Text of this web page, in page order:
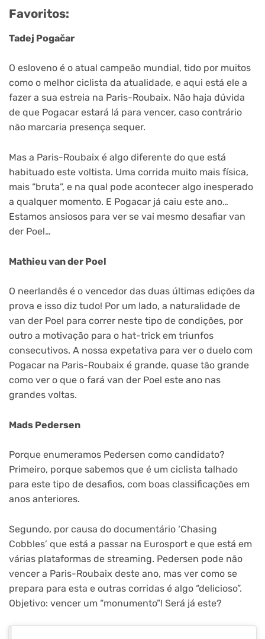
Favoritos:
Tadej Pogačar
O esloveno é o atual campeão mundial, tido por muitos
como o melhor ciclista da atualidade, e aqui está ele a
fazer a sua estreia na Paris-Roubaix. Não haja dúvida
de que Pogacar estará lá para vencer, caso contrário
não marcaria presença sequer.
Mas a Paris-Roubaix é algo diferente do que está
habituado este voltista. Uma corrida muito mais física,
mais “bruta”, e na qual pode acontecer algo inesperado
a qualquer momento. E Pogacar já caiu este ano…
Estamos ansiosos para ver se vai mesmo desafiar van
der Poel…
Mathieu van der Poel
O neerlandês é o vencedor das duas últimas edições da
prova e isso diz tudo! Por um lado, a naturalidade de
van der Poel para correr neste tipo de condições, por
outro a motivação para o hat-trick em triunfos
consecutivos. A nossa expetativa para ver o duelo com
Pogacar na Paris-Roubaix é grande, quase tão grande
como ver o que o fará van der Poel este ano nas
grandes voltas.
Mads Pedersen
Porque enumeramos Pedersen como candidato?
Primeiro, porque sabemos que é um ciclista talhado
para este tipo de desafios, com boas classificações em
anos anteriores.
Segundo, por causa do documentário ‘Chasing
Cobbles’ que está a passar na Eurosport e que está em
várias plataformas de streaming. Pedersen pode não
vencer a Paris-Roubaix deste ano, mas ver como se
prepara para esta e outras corridas é algo “delicioso”.
Objetivo: vencer um “monumento”! Será já este?